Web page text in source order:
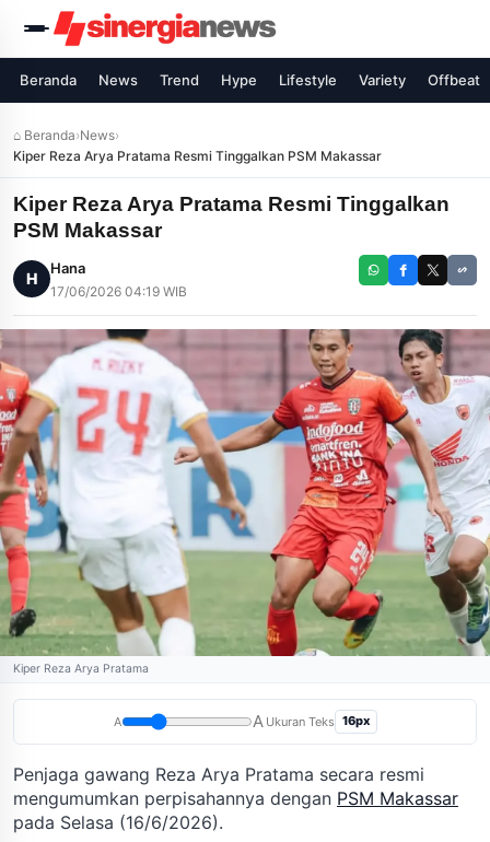
Beranda News Trend Hype Lifestyle Variety Offbeat
⌂ Beranda›News›
Kiper Reza Arya Pratama Resmi Tinggalkan PSM Makassar
Kiper Reza Arya Pratama Resmi Tinggalkan
PSM Makassar
H
Hana
17/06/2026 04:19 WIB
Kiper Reza Arya Pratama
A A Ukuran Teks 16px
Penjaga gawang Reza Arya Pratama secara resmi
mengumumkan perpisahannya dengan PSM Makassar
pada Selasa (16/6/2026).